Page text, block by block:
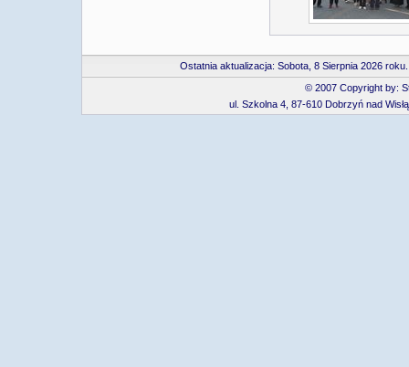
Ostatnia aktualizacja: Sobota, 8 Sierpnia 2026
© 2007 Copyright by:
ul. Szkolna 4, 87-610 Dobrzyń nad